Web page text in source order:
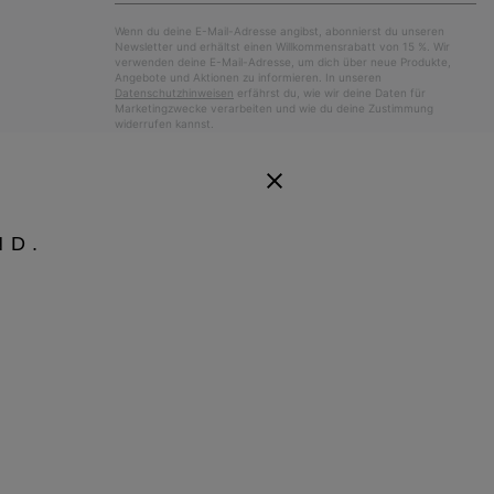
Wenn du deine E-Mail-Adresse angibst, abonnierst du unseren
Newsletter und erhältst einen Willkommensrabatt von 15 %. Wir
verwenden deine E-Mail-Adresse, um dich über neue Produkte,
Angebote und Aktionen zu informieren. In unseren
Datenschutzhinweisen erfährst du, wie wir deine Daten für
Marketingzwecke verarbeiten und wie du deine Zustimmung
widerrufen kannst.